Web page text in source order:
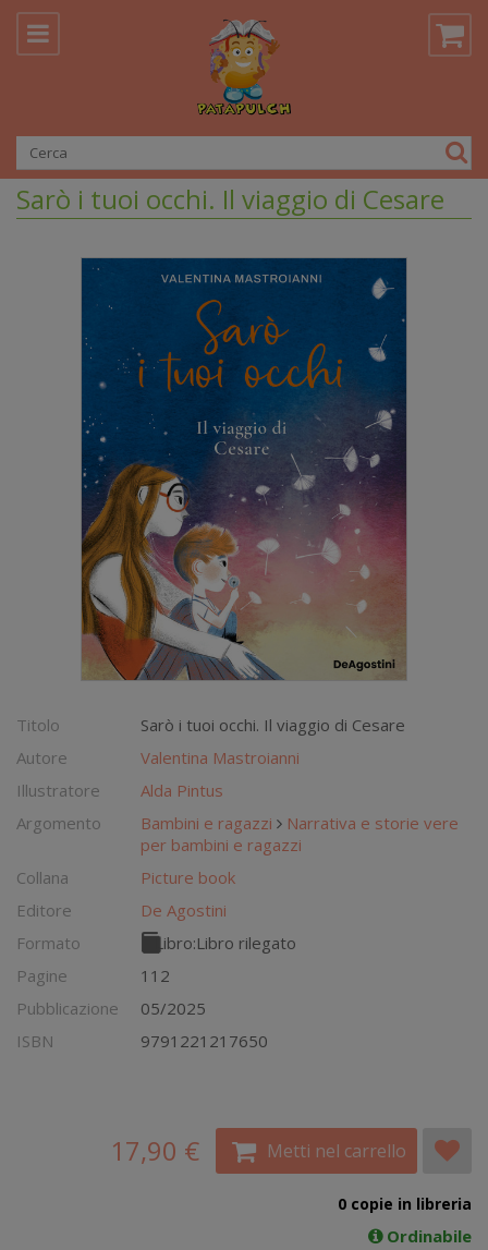
Sarò i tuoi occhi. Il viaggio di Cesare
Titolo
Sarò i tuoi occhi. Il viaggio di Cesare
Autore
Valentina Mastroianni
Illustratore
Alda Pintus
Argomento
Bambini e ragazzi
Narrativa e storie vere
per bambini e ragazzi
Collana
Picture book
Editore
De Agostini
Formato
Libro:Libro rilegato
Pagine
112
Pubblicazione
05/2025
ISBN
9791221217650
17,90 € Metti nel carrello
0 copie in libreria
Ordinabile